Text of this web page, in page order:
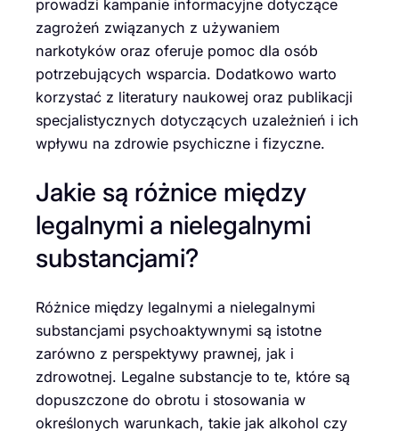
prowadzi kampanie informacyjne dotyczące
zagrożeń związanych z używaniem
narkotyków oraz oferuje pomoc dla osób
potrzebujących wsparcia. Dodatkowo warto
korzystać z literatury naukowej oraz publikacji
specjalistycznych dotyczących uzależnień i ich
wpływu na zdrowie psychiczne i fizyczne.
Jakie są różnice między
legalnymi a nielegalnymi
substancjami?
Różnice między legalnymi a nielegalnymi
substancjami psychoaktywnymi są istotne
zarówno z perspektywy prawnej, jak i
zdrowotnej. Legalne substancje to te, które są
dopuszczone do obrotu i stosowania w
określonych warunkach, takie jak alkohol czy